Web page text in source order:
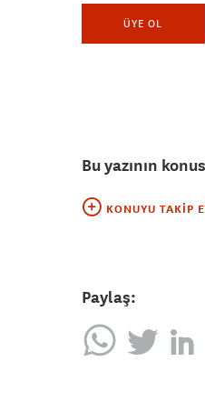
ÜYE OL
Bu yazının
KONUYU TAKIP
Paylaş: